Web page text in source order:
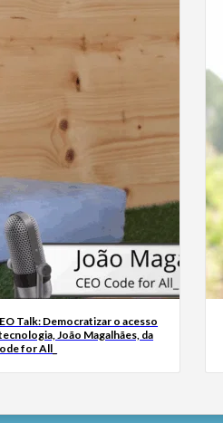
Talk: Democratizar o acesso
João Magalhães, da
for All_